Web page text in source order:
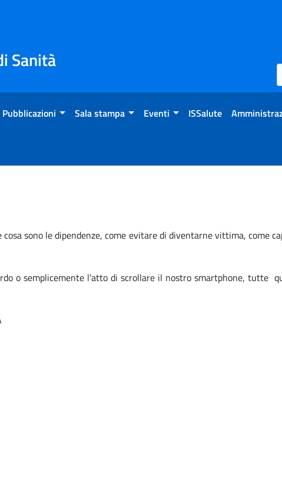
Sanità
Pubblicazioni Sala stampa Eventi ISSalute
sono le dipendenze, come evitare di diventarne vittima, come
o semplicemente l’atto di scrollare il nostro smartphone,